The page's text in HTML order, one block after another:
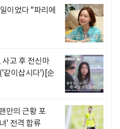
이었다 "파리에
고 후 전신마
같이삽시다')[순
만의 근황 포
' 전격 합류